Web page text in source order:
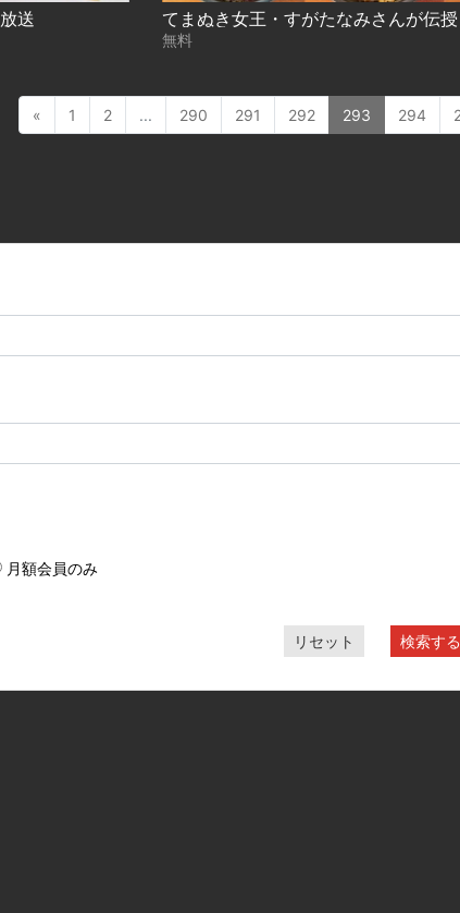
送
無料
« 1 2 ... 290 291 292 293 294
月額会員のみ
リセット 検索する